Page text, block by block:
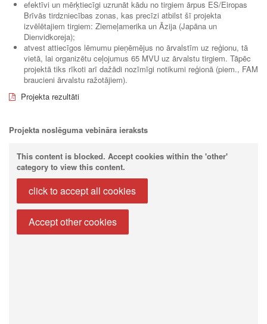
efektīvi un mērķtiecīgi uzrunāt kādu no tirgiem ārpus ES/Eiropas
Brīvās tirdzniecības zonas, kas precīzi atbilst šī projekta
izvēlētajiem tirgiem: Ziemeļamerika un Āzija (Japāna un
Dienvidkoreja);
atvest attiecīgos lēmumu pieņēmējus no ārvalstīm uz reģionu, tā
vietā, lai organizētu ceļojumus 65 MVU uz ārvalstu tirgiem. Tāpēc
projektā tiks rīkoti arī dažādi nozīmīgi notikumi reģionā (piem., FAM
braucieni ārvalstu ražotājiem).
Projekta rezultāti
Projekta noslēguma vebināra ieraksts
This content is blocked. Accept cookies within the 'other'
category to view this content.
click to accept all cookies
Accept other cookies